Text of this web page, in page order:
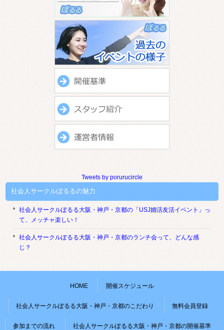
Tweets by porurucircle
社会人サークルぽるるの魅力
社会人サークルぽるる大阪・神戸・京都の「USJ婚活友活イベント」っ
て、メッチャ楽しい！
社会人サークルぽるる大阪・神戸・京都のランチ会って、どんな感
じ？
HOME 開催スケジュール
社会人サークルぽるる大阪・神戸・京都のこだわり 無料会員登録
参加までの流れ 社会人サークルぽるる大阪・神戸・京都の開催基準